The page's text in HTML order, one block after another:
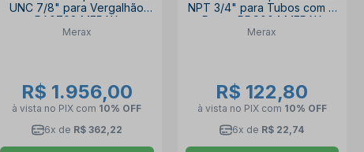
UNC 7/8" para Vergalhão
RA0708 MERAX
Merax
R$ 1.956,00
à vista no PIX com 10% OFF
6x de R$ 362,22
NPT 3/4" para Tubos com 4
Peças RPC004 MERAX
Merax
R$ 122,80
à vista no PIX com 10% OFF
6x de R$ 22,74